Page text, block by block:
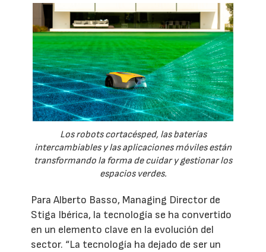
Los robots cortacésped, las baterías
intercambiables y las aplicaciones móviles están
transformando la forma de cuidar y gestionar los
espacios verdes.
Para Alberto Basso, Managing Director de
Stiga Ibérica, la tecnología se ha convertido
en un elemento clave en la evolución del
sector. “La tecnología ha dejado de ser un